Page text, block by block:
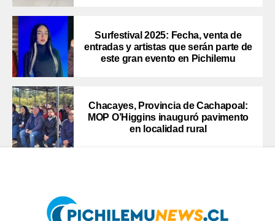
Surfestival 2025: Fecha, venta de
entradas y artistas que serán parte de
este gran evento en Pichilemu
Chacayes, Provincia de Cachapoal:
MOP O’Higgins inauguró pavimento
en localidad rural